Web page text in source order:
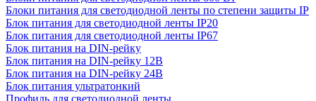
Блоки питания для светодиодной ленты по степени защиты IP
Блок питания для светодиодной ленты IP20
Блок питания для светодиодной ленты IP67
Блок питания на DIN-рейку
Блок питания на DIN-рейку 12В
Блок питания на DIN-рейку 24В
Блок питания ультратонкий
Профиль для светодиодной ленты